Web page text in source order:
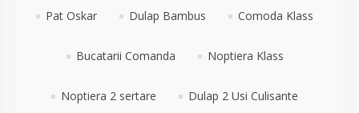
Pat Oskar Dulap Bambus Comoda Klass
Bucatarii Comanda Noptiera Klass
Noptiera 2 sertare Dulap 2 Usi Culisante